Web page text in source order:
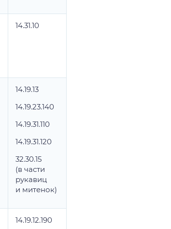
14.31.10
14.19.13
14.19.23.140
14.19.31.110
14.19.31.120
32.30.15
(в части
рукавиц
и митенок)
14.19.12.190